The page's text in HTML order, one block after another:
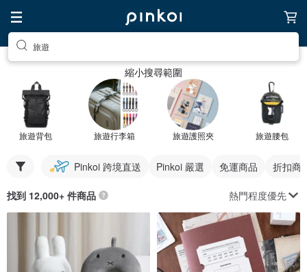
旅遊
縮小搜尋範圍
旅遊背包 旅遊行李箱 旅遊護照夾 旅遊腰包
Pinkoi 跨境直送 Pinkoi 嚴選 免運商品 折扣商
找到 12,000+ 件商品 熱門程度優先